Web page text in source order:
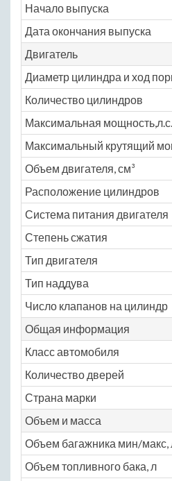
Начало выпуска
Дата окончания выпуска
Двигатель
Диаметр цилиндра и ход
Количество цилиндров
Максимальная
Максимальный крутящий
Объем двигателя, см³
Расположение цилиндров
Система питания двигателя
Степень сжатия
Тип двигателя
Тип наддува
Число клапанов на цилиндр
Общая информация
Класс автомобиля
Количество дверей
Страна марки
Объем и масса
Объем багажника мин/макс,
Объем топливного бака, л